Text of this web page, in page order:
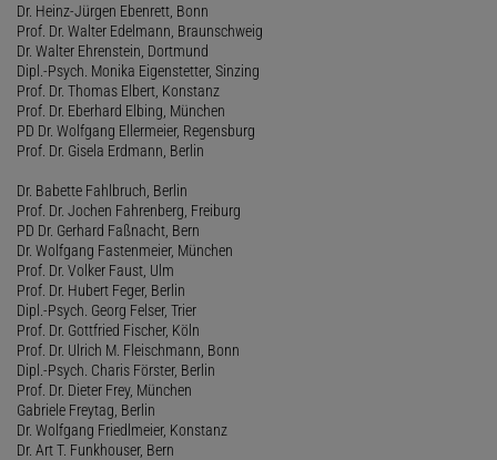
Dr. Heinz-Jürgen Ebenrett, Bonn
Prof. Dr. Walter Edelmann, Braunschweig
Dr. Walter Ehrenstein, Dortmund
Dipl.-Psych. Monika Eigenstetter, Sinzing
Prof. Dr. Thomas Elbert, Konstanz
Prof. Dr. Eberhard Elbing, München
PD Dr. Wolfgang Ellermeier, Regensburg
Prof. Dr. Gisela Erdmann, Berlin
Dr. Babette Fahlbruch, Berlin
Prof. Dr. Jochen Fahrenberg, Freiburg
PD Dr. Gerhard Faßnacht, Bern
Dr. Wolfgang Fastenmeier, München
Prof. Dr. Volker Faust, Ulm
Prof. Dr. Hubert Feger, Berlin
Dipl.-Psych. Georg Felser, Trier
Prof. Dr. Gottfried Fischer, Köln
Prof. Dr. Ulrich M. Fleischmann, Bonn
Dipl.-Psych. Charis Förster, Berlin
Prof. Dr. Dieter Frey, München
Gabriele Freytag, Berlin
Dr. Wolfgang Friedlmeier, Konstanz
Dr. Art T. Funkhouser, Bern